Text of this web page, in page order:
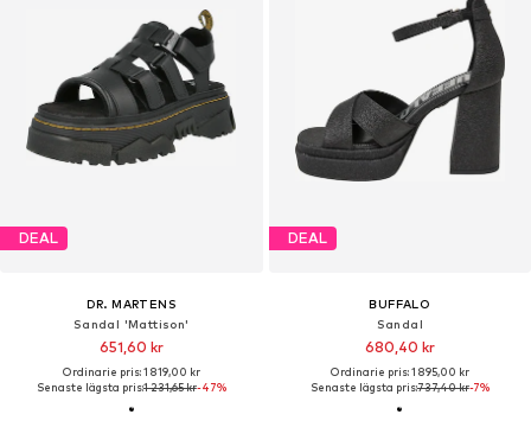
DEAL
DR. MARTENS
Sandal 'Mattison'
651,60 kr
Ordinarie pris: 1 819,00 kr
Senaste lägsta pris:1 231,65 kr-47%
DEAL
BUFFALO
Sandal
680,40 kr
Ordinarie pris: 1 895,00 kr
Senaste lägsta pris:737,40 kr-7%